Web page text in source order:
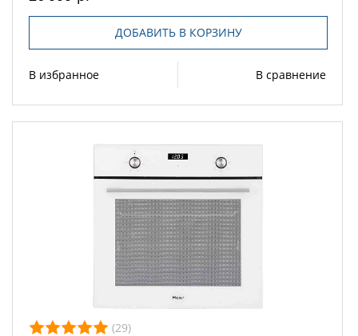
ДОБАВИТЬ В КОРЗИНУ
В избранное В сравнение
(29)